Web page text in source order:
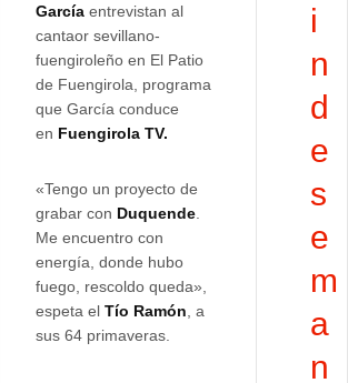
Garcíaentrevistan al
cantaor sevillano-
fuengiroleño en El Patio
de Fuengirola, programa
que García conduce
en Fuengirola TV.
«Tengo un proyecto de
grabar con Duquende
Me encuentro con
energía, donde hubo
fuego, rescoldo queda»,
espeta elTío Ramón , a
sus 64 primaveras.
i
n
d
e
s
e
m
a
n